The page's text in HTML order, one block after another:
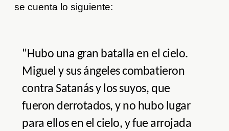
se cuenta lo siguiente:
"Hubo una gran batalla en el cielo.
Miguel y sus ángeles combatieron
contra Satanás y los suyos, que
fueron derrotados, y no hubo lugar
para ellos en el cielo, y fue arrojada